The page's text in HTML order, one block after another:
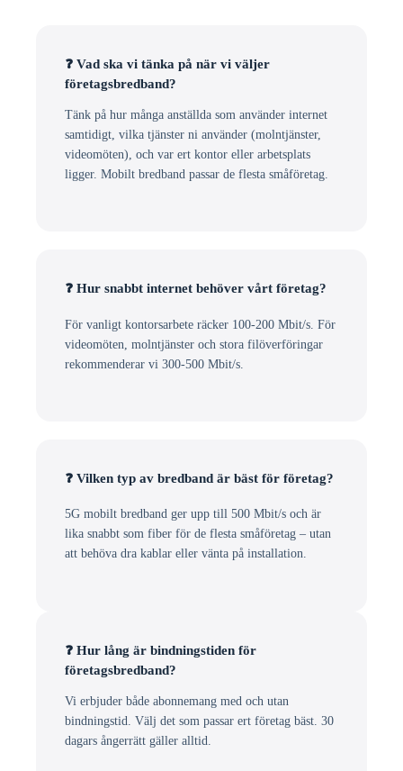
❓ Vad ska vi tänka på när vi väljer
företagsbredband?
Tänk på hur många anställda som använder internet
samtidigt, vilka tjänster ni använder (molntjänster,
videomöten), och var ert kontor eller arbetsplats
ligger. Mobilt bredband passar de flesta småföretag.
❓ Hur snabbt internet behöver vårt företag?
För vanligt kontorsarbete räcker 100-200 Mbit/s. För
videomöten, molntjänster och stora filöverföringar
rekommenderar vi 300-500 Mbit/s.
❓ Vilken typ av bredband är bäst för företag?
5G mobilt bredband ger upp till 500 Mbit/s och är
lika snabbt som fiber för de flesta småföretag – utan
att behöva dra kablar eller vänta på installation.
❓ Hur lång är bindningstiden för
företagsbredband?
Vi erbjuder både abonnemang med och utan
bindningstid. Välj det som passar ert företag bäst. 30
dagars ångerrätt gäller alltid.